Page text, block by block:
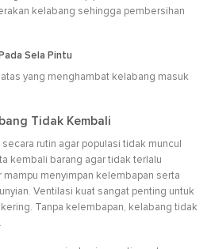
kelabang sehingga pembersihan
Sela Pintu
yang menghambat kelabang masuk
Tidak Kembali
rutin agar populasi tidak muncul
kembali barang agar tidak terlalu
menyimpan kelembapan serta
Ventilasi kuat sangat penting untuk
Tanpa kelembapan, kelabang tidak